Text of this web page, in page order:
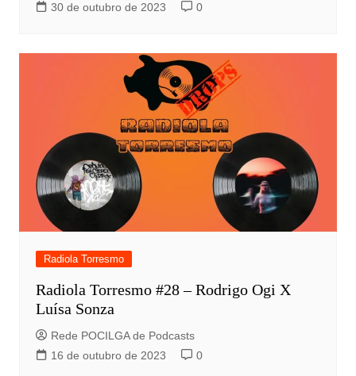
30 de outubro de 2023
0
Radiola Torresmo
Radiola Torresmo #28 – Rodrigo Ogi X
Luísa Sonza
Rede POCILGA de Podcasts
16 de outubro de 2023
0